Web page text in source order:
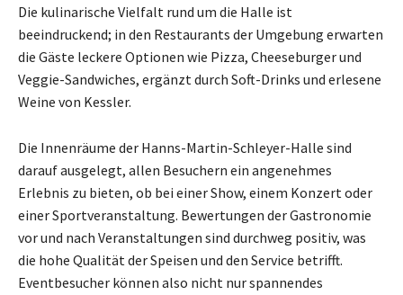
Die kulinarische Vielfalt rund um die Halle ist
beeindruckend; in den Restaurants der Umgebung erwarten
die Gäste leckere Optionen wie Pizza, Cheeseburger und
Veggie-Sandwiches, ergänzt durch Soft-Drinks und erlesene
Weine von Kessler.
Die Innenräume der Hanns-Martin-Schleyer-Halle sind
darauf ausgelegt, allen Besuchern ein angenehmes
Erlebnis zu bieten, ob bei einer Show, einem Konzert oder
einer Sportveranstaltung. Bewertungen der Gastronomie
vor und nach Veranstaltungen sind durchweg positiv, was
die hohe Qualität der Speisen und den Service betrifft.
Eventbesucher können also nicht nur spannendes